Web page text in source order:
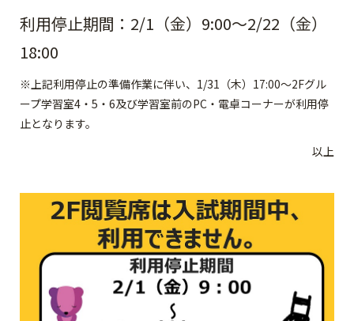
利用停止期間：2/1（金）9:00～2/22（金）
18:00
※上記利用停止の準備作業に伴い、1/31（木）17:00～2Fグル
ープ学習室4・5・6及び学習室前のPC・電卓コーナーが利用停
止となります。
以上